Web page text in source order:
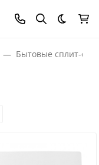
Темная
Бытовые сплит-